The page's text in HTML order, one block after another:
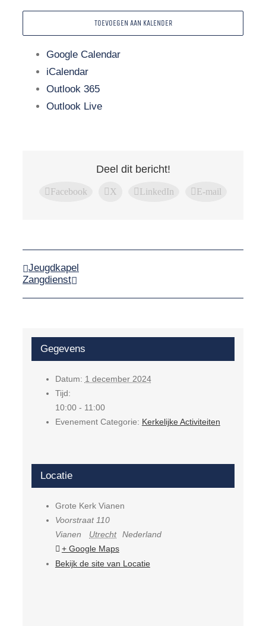
TOEVOEGEN AAN KALENDER
Google Calendar
iCalendar
Outlook 365
Outlook Live
Deel dit bericht!
Facebook X LinkedIn E-mail
Jeugdkapel
Zangdienst
Gegevens
Datum: 1 december 2024
Tijd:
10:00 - 11:00
Evenement Categorie: Kerkelijke Activiteiten
Locatie
Grote Kerk Vianen
Voorstraat 110
Vianen
Utrecht Nederland
+ Google Maps
Bekijk de site van Locatie